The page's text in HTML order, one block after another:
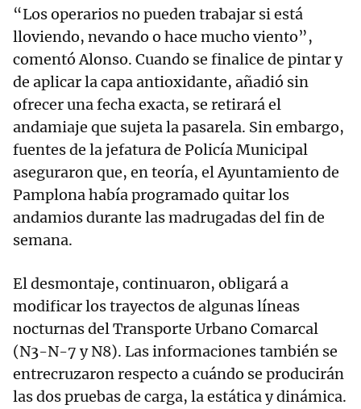
“Los operarios no pueden trabajar si está
lloviendo, nevando o hace mucho viento”,
comentó Alonso. Cuando se finalice de pintar y
de aplicar la capa antioxidante, añadió sin
ofrecer una fecha exacta, se retirará el
andamiaje que sujeta la pasarela. Sin embargo,
fuentes de la jefatura de Policía Municipal
aseguraron que, en teoría, el Ayuntamiento de
Pamplona había programado quitar los
andamios durante las madrugadas del fin de
semana.
El desmontaje, continuaron, obligará a
modificar los trayectos de algunas líneas
nocturnas del Transporte Urbano Comarcal
(N3-N-7 y N8). Las informaciones también se
entrecruzaron respecto a cuándo se producirán
las dos pruebas de carga, la estática y dinámica.